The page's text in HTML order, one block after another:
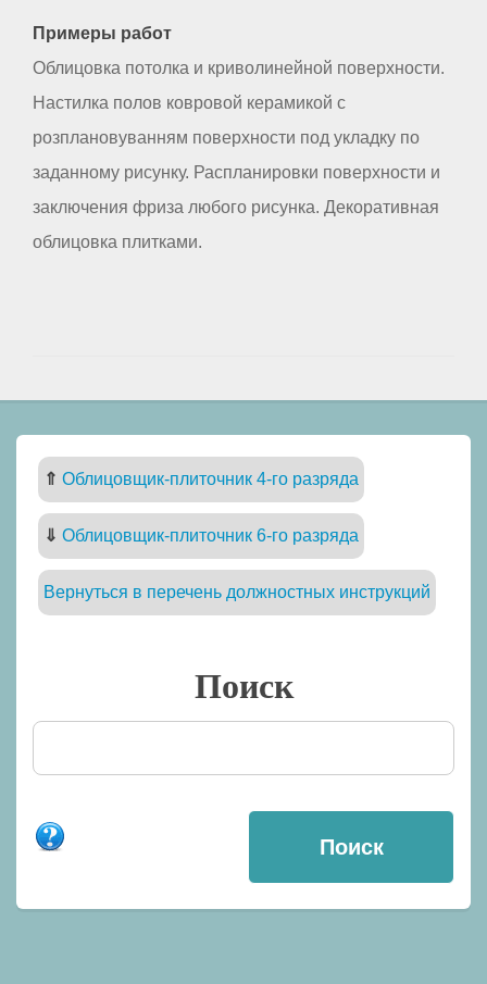
Примеры работ
Облицовка потолка и криволинейной поверхности.
Настилка полов ковровой керамикой с
розплановуванням поверхности под укладку по
заданному рисунку. Распланировки поверхности и
заключения фриза любого рисунка. Декоративная
облицовка плитками.
⇑ Облицовщик-плиточник 4-го разряда
⇓ Облицовщик-плиточник 6-го разряда
Вернуться в перечень должностных инструкций
Поиск